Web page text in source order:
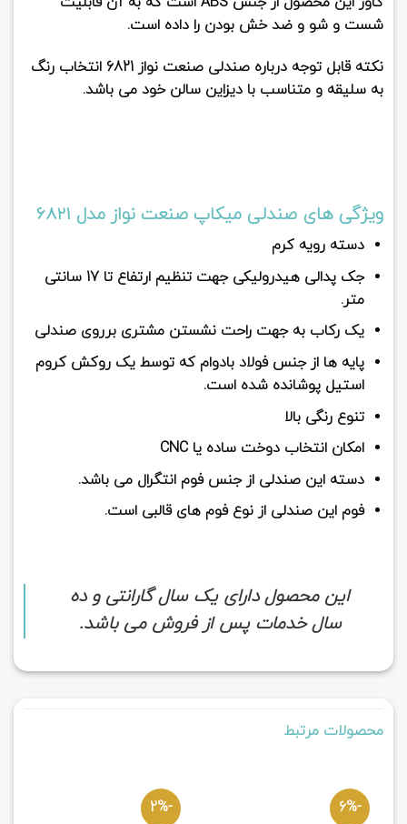
شست و شو و ضد خش بودن را داده است.
نکته قابل توجه درباره صندلی صنعت نواز 6821 انتخاب رنگ
به سلیقه و متناسب با دیزاین سالن خود می باشد.
ویژگی های صندلی میکاپ صنعت نواز مدل 6821
دسته رویه کرم
جک پدالی هیدرولیکی جهت تنظیم ارتفاع تا 17 سانتی
متر.
یک رکاب به جهت راحت نشستن مشتری برروی صندلی
پایه ها از جنس فولاد بادوام که توسط یک روکش کروم
استیل پوشانده شده است.
تنوع رنگی بالا
امکان انتخاب دوخت ساده یا CNC
دسته این صندلی از جنس فوم انتگرال می باشد.
فوم این صندلی از نوع فوم های قالبی است.
این محصول دارای یک سال گارانتی و ده
سال خدمات پس از فروش می باشد.
محصولات مرتبط
-6%
-2%